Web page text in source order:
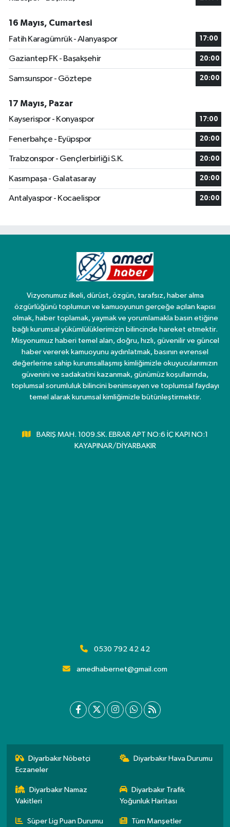
16 Mayıs, Cumartesi
Fatih Karagümrük - Alanyaspor
17:00
Gaziantep FK - Başakşehir 20:00
Samsunspor - Göztepe 20:00
17 Mayıs, Pazar
Kayserispor - Konyaspor
17:00
Fenerbahçe - Eyüpspor 20:00
Trabzonspor - Gençlerbirliği S.K. 20:00
Kasımpaşa - Galatasaray 20:00
Antalyaspor - Kocaelispor 20:00
Vizyonumuz ilkeli, dürüst, özgün, tarafsız, haber alma
özgürlüğünü toplumun ve kamuoyunun gerçeğe açılan kapısı
olmak, haber toplamak, yaymak ve yorumlamakla basın etiğine
bağlı kurumsal yükümlülüklerimizin bilincinde hareket etmektir.
Misyonumuz haberi temel alan, doğru, hızlı, güvenilir ve güncel
haber vererek kamuoyunu aydınlatmak, basının evrensel
değerlerine sahip kurumsallaşmış kimliğimizle okuyucularımızın
güvenini ve sadakatini kazanmak, günümüz koşullarında,
toplumsal sorumluluk bilincini benimseyen ve toplumsal faydayı
temel alarak kurumsal kimliğimizle bütünleştirmektir.
BARIŞ MAH. 1009.SK. EBRAR APT NO:6 İÇ KAPI NO:1
KAYAPINAR/DİYARBAKIR
0530 792 42 42
amedhabernet@gmail.com
Diyarbakır Nöbetçi
Eczaneler
Diyarbakır Hava Durumu
Diyarbakır Namaz
Vakitleri
Diyarbakır Trafik
Yoğunluk Haritası
Süper Lig Puan Durumu Tüm Manşetler